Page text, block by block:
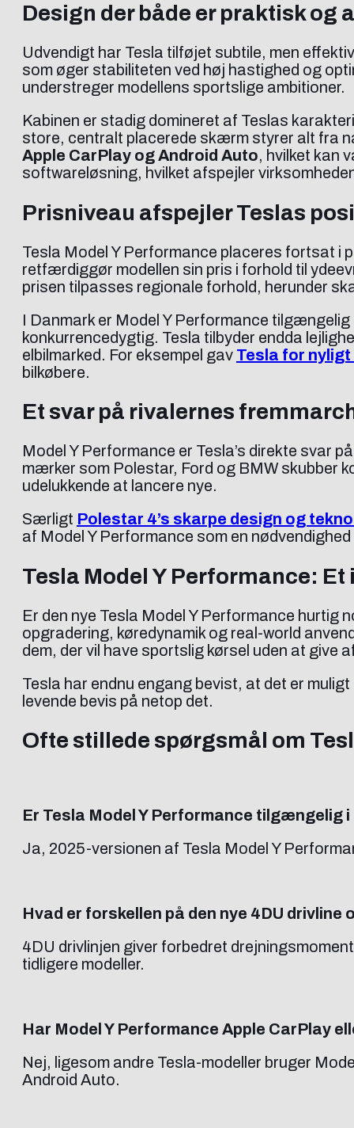
Design der både er praktisk og
Udvendigt har Tesla tilføjet subtile, men
som øger stabiliteten ved høj hastighed og
understreger modellens sportslige ambitioner.
Kabinen er stadig domineret af Teslas
store, centralt placerede skærm styrer alt fra
Apple CarPlay og Android Auto, hvilket kan
softwareløsning, hvilket afspejler
Prisniveau afspejler Teslas
Tesla Model Y Performance placeres fortsat i
retfærdiggør modellen sin pris i forhold til
prisen tilpasses regionale forhold, herunder
I Danmark er Model Y Performance
konkurrencedygtig. Tesla tilbyder endda
elbilmarked. For eksempel gav Tesla for
bilkøbere.
Et svar på rivalernes
Model Y Performance er Tesla’s direkte svar
mærker som Polestar, Ford og BMW skubber
udelukkende at lancere nye.
Særligt Polestar 4’s skarpe design og
af Model Y Performance som en
Tesla Model Y Performance:
Er den nye Tesla Model Y Performance hurtig
opgradering, køredynamik og real-world
dem, der vil have sportslig kørsel uden at give
Tesla har endnu engang bevist, at det er
levende bevis på netop det.
Ofte stillede spørgsmål om
Er Tesla Model Y Performance tilgængelig i
Ja, 2025-versionen af Tesla Model Y
Hvad er forskellen på den nye 4DU drivline
4DU drivlinjen giver forbedret
tidligere modeller.
Har Model Y Performance Apple CarPlay
Nej, ligesom andre Tesla-modeller bruger
Android Auto.